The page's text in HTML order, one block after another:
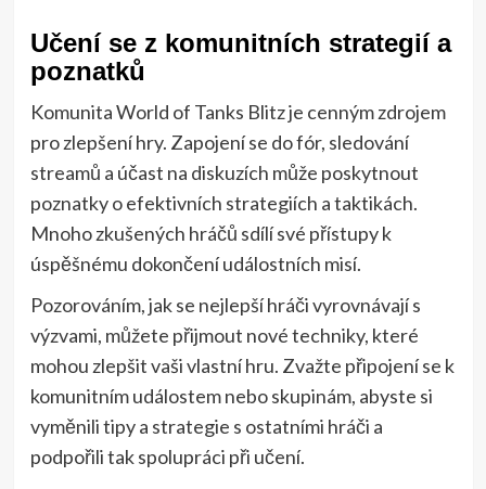
Učení se z komunitních strategií a
poznatků
Komunita World of Tanks Blitz je cenným zdrojem
pro zlepšení hry. Zapojení se do fór, sledování
streamů a účast na diskuzích může poskytnout
poznatky o efektivních strategiích a taktikách.
Mnoho zkušených hráčů sdílí své přístupy k
úspěšnému dokončení událostních misí.
Pozorováním, jak se nejlepší hráči vyrovnávají s
výzvami, můžete přijmout nové techniky, které
mohou zlepšit vaši vlastní hru. Zvažte připojení se k
komunitním událostem nebo skupinám, abyste si
vyměnili tipy a strategie s ostatními hráči a
podpořili tak spolupráci při učení.